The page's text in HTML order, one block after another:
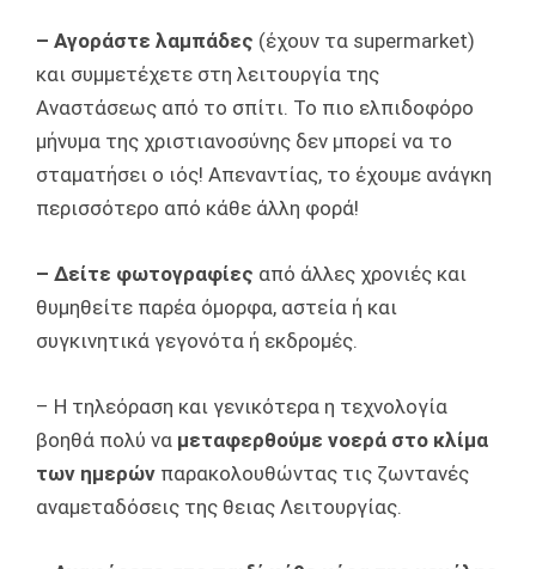
– Αγοράστε λαμπάδες (έχουν τα supermarket)
και συμμετέχετε στη λειτουργία της
Αναστάσεως από το σπίτι. Το πιο ελπιδοφόρο
μήνυμα της χριστιανοσύνης δεν μπορεί να το
σταματήσει ο ιός! Απεναντίας, το έχουμε ανάγκη
περισσότερο από κάθε άλλη φορά!
– Δείτε φωτογραφίες από άλλες χρονιές και
θυμηθείτε παρέα όμορφα, αστεία ή και
συγκινητικά γεγονότα ή εκδρομές.
– Η τηλεόραση και γενικότερα η τεχνολογία
βοηθά πολύ να μεταφερθούμε νοερά στο κλίμα
των ημερών παρακολουθώντας τις ζωντανές
αναμεταδόσεις της θειας Λειτουργίας.